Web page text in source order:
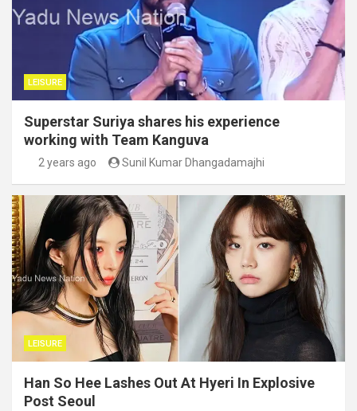
LEISURE
Superstar Suriya shares his experience
working with Team Kanguva
2 years ago Sunil Kumar Dhangadamajhi
LEISURE
Han So Hee Lashes Out At Hyeri In Explosive
Post Seoul